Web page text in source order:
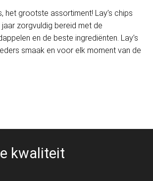
het grootste assortiment! Lay’s chips
zorgvuldig bereid met de
en de beste ingrediënten. Lay’s
smaak en voor elk moment van de
kwaliteit